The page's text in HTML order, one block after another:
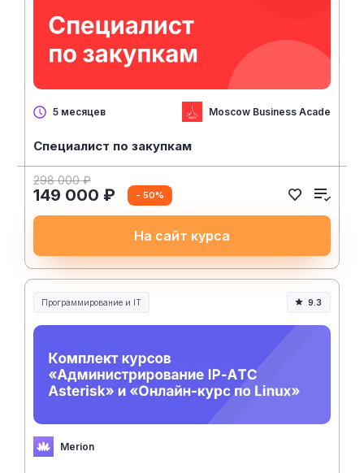
5 месяцев Moscow Business Academy
Специалист по закупкам
298 000 ₽
149 000 ₽ - 50%
На сайт курса
Программирование и IT 9.3
Merion